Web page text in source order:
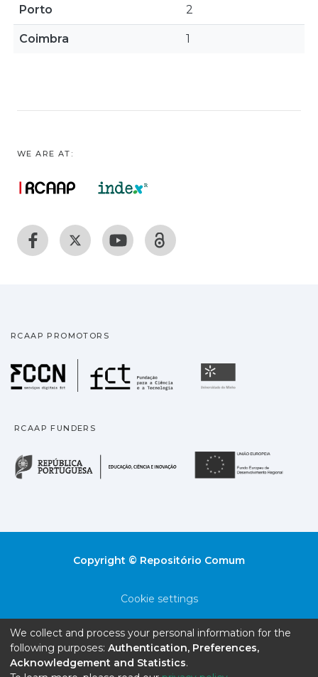
Porto 2
Coimbra 1
WE ARE AT:
RCAAP PROMOTORS
Fundação para a
RCAAP FUNDERS
República Portuguesa
Copyright © Repositório Comum
Cookie settings
End User Agreement
We collect and process your personal information for the
following purposes: Authentication, Preferences,
Acknowledgement and Statistics.